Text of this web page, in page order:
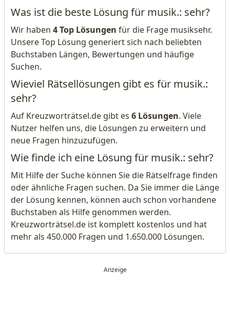
Was ist die beste Lösung für musik.: sehr?
Wir haben 4 Top Lösungen für die Frage musiksehr.
Unsere Top Lösung generiert sich nach beliebten
Buchstaben Längen, Bewertungen und häufige
Suchen.
Wieviel Rätsellösungen gibt es für musik.:
sehr?
Auf Kreuzworträtsel.de gibt es 6 Lösungen. Viele
Nutzer helfen uns, die Lösungen zu erweitern und
neue Fragen hinzuzufügen.
Wie finde ich eine Lösung für musik.: sehr?
Mit Hilfe der Suche können Sie die Rätselfrage finden
oder ähnliche Fragen suchen. Da Sie immer die Länge
der Lösung kennen, können auch schon vorhandene
Buchstaben als Hilfe genommen werden.
Kreuzworträtsel.de ist komplett kostenlos und hat
mehr als 450.000 Fragen und 1.650.000 Lösungen.